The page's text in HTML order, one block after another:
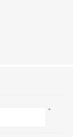
*